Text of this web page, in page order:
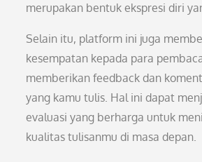
merupakan bentuk ekspresi diri
Selain itu, platform ini juga
kesempatan kepada para
memberikan feedback dan
yang kamu tulis. Hal ini dapat
evaluasi yang berharga untuk
kualitas tulisanmu di masa depan.